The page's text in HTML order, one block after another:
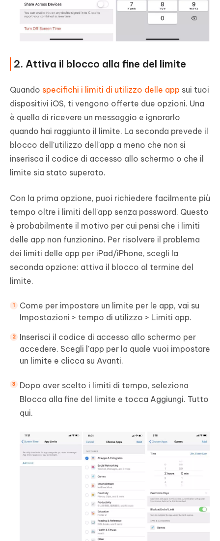
2. Attiva il blocco alla fine del limite
Quando specifichi i limiti di utilizzo delle app sui tuoi
dispositivi iOS, ti vengono offerte due opzioni. Una
è quella di ricevere un messaggio e ignorarlo
quando hai raggiunto il limite. La seconda prevede il
blocco dell'utilizzo dell'app a meno che non si
inserisca il codice di accesso allo schermo o che il
limite sia stato superato.
Con la prima opzione, puoi richiedere facilmente più
tempo oltre i limiti dell'app senza password. Questo
è probabilmente il motivo per cui pensi che i limiti
delle app non funzionino. Per risolvere il problema
dei limiti delle app per iPad/iPhone, scegli la
seconda opzione: attiva il blocco al termine del
limite.
Come per impostare un limite per le app, vai su
Impostazioni > tempo di utilizzo > Limiti app.
Inserisci il codice di accesso allo schermo per
accedere. Scegli l'app per la quale vuoi impostare
un limite e clicca su Avanti.
Dopo aver scelto i limiti di tempo, seleziona
Blocca alla fine del limite e tocca Aggiungi. Tutto
qui.